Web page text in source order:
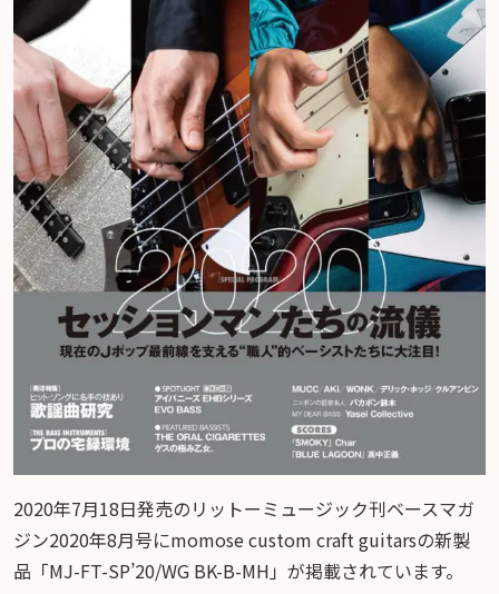
2020年7月18日発売のリットーミュージック刊ベースマガ
ジン2020年8月号にmomose custom craft guitarsの新製
品「MJ-FT-SP’20/WG BK-B-MH」が掲載されています。